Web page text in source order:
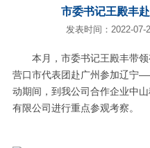
市委书记王殿丰
发表时间：2022-07-
本月，市委书记王殿丰带
营口市代表团赴广州参加辽宁
动期间，到我公司合作企业中
有限公司进行重点参观考察。